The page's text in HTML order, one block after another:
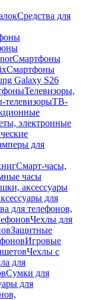
Средства для
Смартфоны
Смартфоны
Galaxy S26
Телевизоры,
ТВ-
электронные
для
Смарт-часы,
часы
аксессуары
для
для телефонов,
Чехлы для
Защитные
Игровые
Чехлы с
для
Сумки для
для